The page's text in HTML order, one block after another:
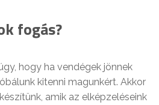
fogás?
hogy ha vendégek jönnek
kitenni magunkért. Akkor
amik az elképzeléseink